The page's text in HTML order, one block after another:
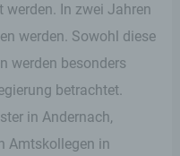
werden. In zwei Jahren
werden. Sowohl diese
werden besonders
betrachtet.
in Andernach,
Amtskollegen in